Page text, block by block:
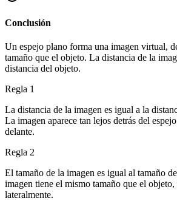
Conclusión
Un espejo plano forma una imagen virtual,
tamaño que el objeto. La distancia de la
distancia del objeto.
Regla 1
La distancia de la imagen es igual a la
La imagen aparece tan lejos detrás del
delante.
Regla 2
El tamaño de la imagen es igual al tamaño
imagen tiene el mismo tamaño que el
lateralmente.